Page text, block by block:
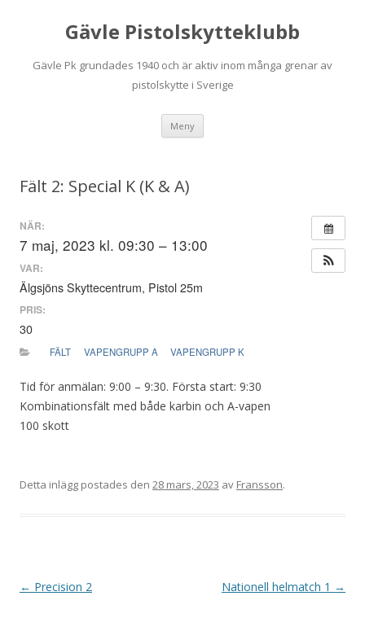
Gävle Pistolskytteklubb
Gävle Pk grundades 1940 och är aktiv inom många grenar av
pistolskytte i Sverige
Meny
Fält 2: Special K (K & A)
NÄR:
7 maj, 2023 kl. 09:30 – 13:00
VAR:
Älgsjöns Skyttecentrum, Pistol 25m
PRIS:
30
FÄLT VAPENGRUPP A VAPENGRUPP K
Tid för anmälan: 9:00 – 9:30. Första start: 9:30
Kombinationsfält med både karbin och A-vapen
100 skott
Detta inlägg postades den 28 mars, 2023 av Fransson.
I← Precision 2 Nationell helmatch 1 →